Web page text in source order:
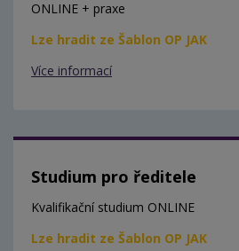
ONLINE + praxe
Lze hradit ze Šablon OP JAK
Více informací
Studium pro ředitele
Kvalifikační studium ONLINE
Lze hradit ze Šablon OP JAK